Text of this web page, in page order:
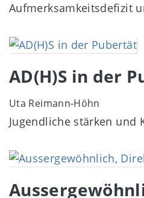
Aufmerksamkeitsdefizit
Image
AD(H)S in der
Uta Reimann-Höhn
Jugendliche stärken und
Image